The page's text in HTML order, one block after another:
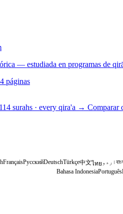
— estudiada en programas de
páginas
114 surahs · every qira'a → Comparar
FrançaisРусскийDeutschTürkçe中文ไทย اردو
Bahasa IndonesiaPortuguês